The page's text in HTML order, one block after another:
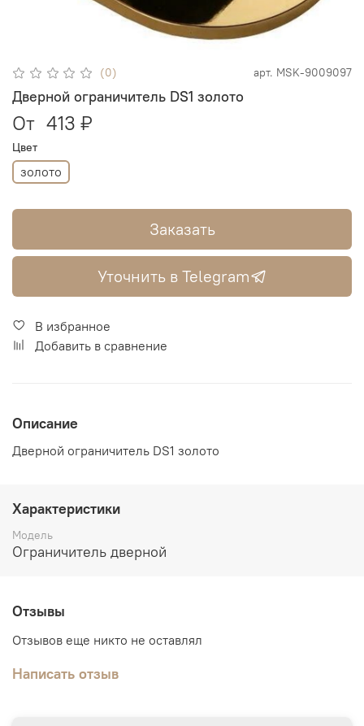
(0) арт. MSK-9009097
Дверной ограничитель DS1 золото
От 413 ₽
Цвет
золото
Заказать
Уточнить в Telegram
В избранное
Добавить в сравнение
Описание
Дверной ограничитель DS1 золото
Характеристики
Модель
Ограничитель дверной
Отзывы
Отзывов еще никто не оставлял
Написать отзыв